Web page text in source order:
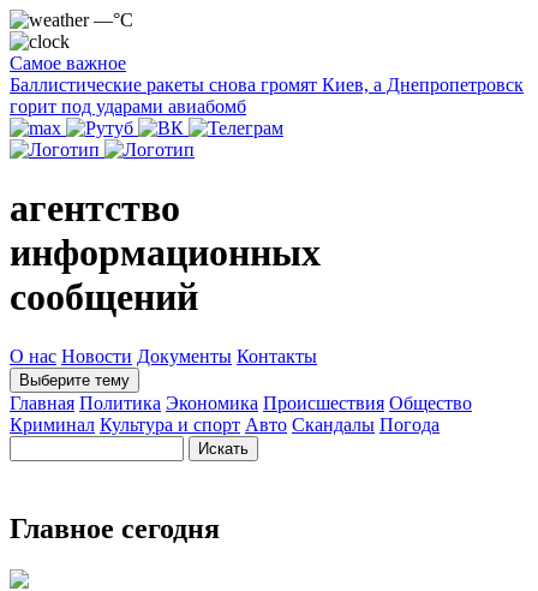
—°C
Самое важное
Баллистические ракеты снова громят Киев, а Днепропетровск
горит под ударами авиабомб
агентство
информационных
сообщений
О нас Новости Документы Контакты
Выберите тему
Главная Политика Экономика Происшествия Общество
Криминал Культура и спорт Авто Скандалы Погода
Главное сегодня